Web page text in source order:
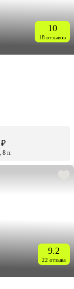
10
18 отзывов
₽
8 н.
9.2
22 отзыва